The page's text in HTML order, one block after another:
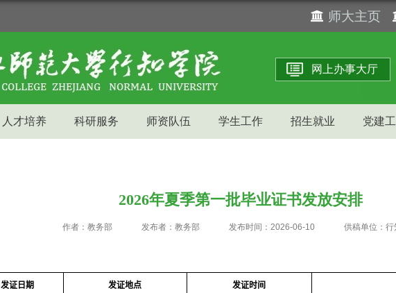
师大主页
网上办事大厅
人才培养 科研服务 师资队伍 学生工作 招生就业 党建
2026年夏季第一批毕业证书发放安排
作者：教务部 发布者：教务部 发布时间：2026-06-10 供稿单位：行
发证日期 发证地点 发证时间